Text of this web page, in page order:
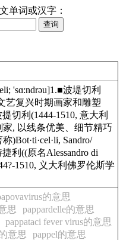
单词或汉字：
'sɑ:ndrəu]1.■波堤切利
艺复兴时期画家和雕塑
切利(1444-1510, 意大利
, 以线条优美、细节精巧
)Bot·ti·cel·li, Sandro/
捷利((原名Alessandro di
1510, 义大利佛罗伦斯学
的意思
思
pappardelle的意思
pappataci fever virus的意思
意思
pappel的意思